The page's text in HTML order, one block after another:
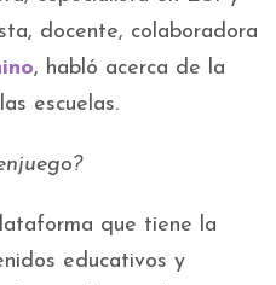
docente, colaboradora
, habló acerca de la
escuelas.
que tiene la
educativos y